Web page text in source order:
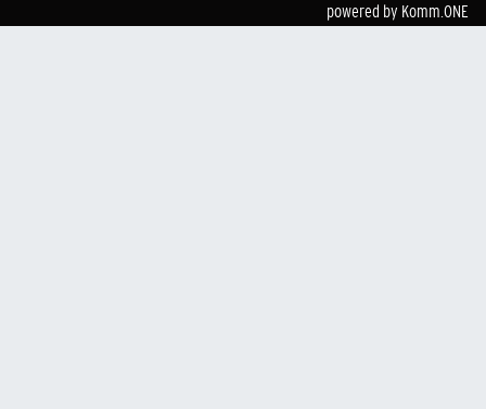
powered by Komm.ONE